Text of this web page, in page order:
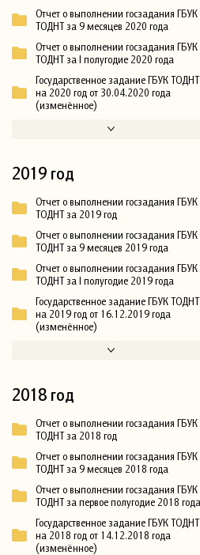
Отчет о выполнении госзадания ГБУК
ТОДНТ за 9 месяцев 2020 года
Отчет о выполнении госзадания ГБУК
ТОДНТ за I полугодие 2020 года
Государственное задание ГБУК ТОДНТ
на 2020 год от 30.04.2020 года
(изменённое)
2019 год
Отчет о выполнении госзадания ГБУК
ТОДНТ за 2019 год
Отчет о выполнении госзадания ГБУК
ТОДНТ за 9 месяцев 2019 года
Отчет о выполнении госзадания ГБУК
ТОДНТ за I полугодие 2019 года
Государственное задание ГБУК ТОДНТ
на 2019 год от 16.12.2019 года
(изменённое)
2018 год
Отчет о выполнении госзадания ГБУК
ТОДНТ за 2018 год
Отчет о выполнении госзадания ГБУК
ТОДНТ за 9 месяцев 2018 года
Отчет о выполнении госзадания ГБУК
ТОДНТ за первое полугодие 2018 года
Государственное задание ГБУК ТОДНТ
на 2018 год от 14.12.2018 года
(изменённое)